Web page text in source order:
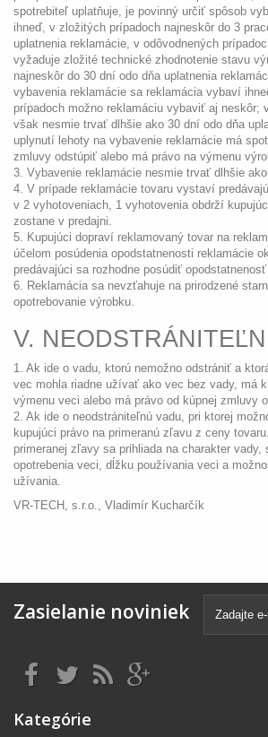
spotrebiteľ uplatňuje, je povinný určiť spôsob
ihneď, v zložitých prípadoch najneskôr do 3
uplatnenia reklamácie, v odôvodnených
vyžaduje zložité technické zhodnotenie stavu
najneskôr do 30 dní odo dňa uplatnenia
vybavenia reklamácie sa reklamácia vybaví
prípadoch možno reklamáciu vybaviť aj neskôr;
však nesmie trvať dlhšie ako 30 dní odo dňa
uplynutí lehoty na vybavenie reklamácie má
zmluvy odstúpiť alebo má právo na výmenu
3. Vybavenie reklamácie nesmie trvať dlhšie
4. V prípade reklamácie tovaru vystaví
v 2 vyhotoveniach, 1 vyhotovenia obdrží
zostane v predajni.
5. Kupujúci dopraví reklamovaný tovar na
účelom posúdenia opodstatnenosti reklamácie
predávajúci sa rozhodne posúdiť
6. Reklamácia sa nevzťahuje na prirodzené
opotrebovanie výrobku.
V.
1. Ak ide o vadu, ktorú nemožno odstrániť a
vec mohla riadne užívať ako vec bez vady, má
výmenu veci alebo má právo od kúpnej zmluvy
2. Ak ide o neodstrániteľnú vadu, pri ktorej
kupujúci právo na primeranú zľavu z ceny
primeranej zľavy sa prihliada na charakter vady,
opotrebenia veci, dĺžku používania veci a
užívania.
VR-TECH, s.r.o., Vladimír Kucharčík
Zasielanie noviniek
Kategórie